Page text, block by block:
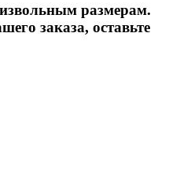
размерам.
заказа, оставьте